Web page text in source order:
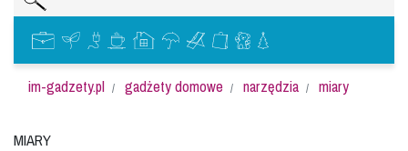
im-gadzety.pl gadżety domowe narzędzia miary
Miary